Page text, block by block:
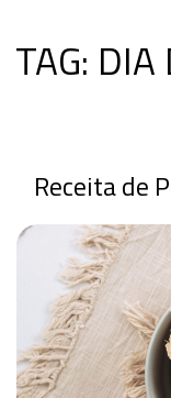
TAG: DIA
Receita de